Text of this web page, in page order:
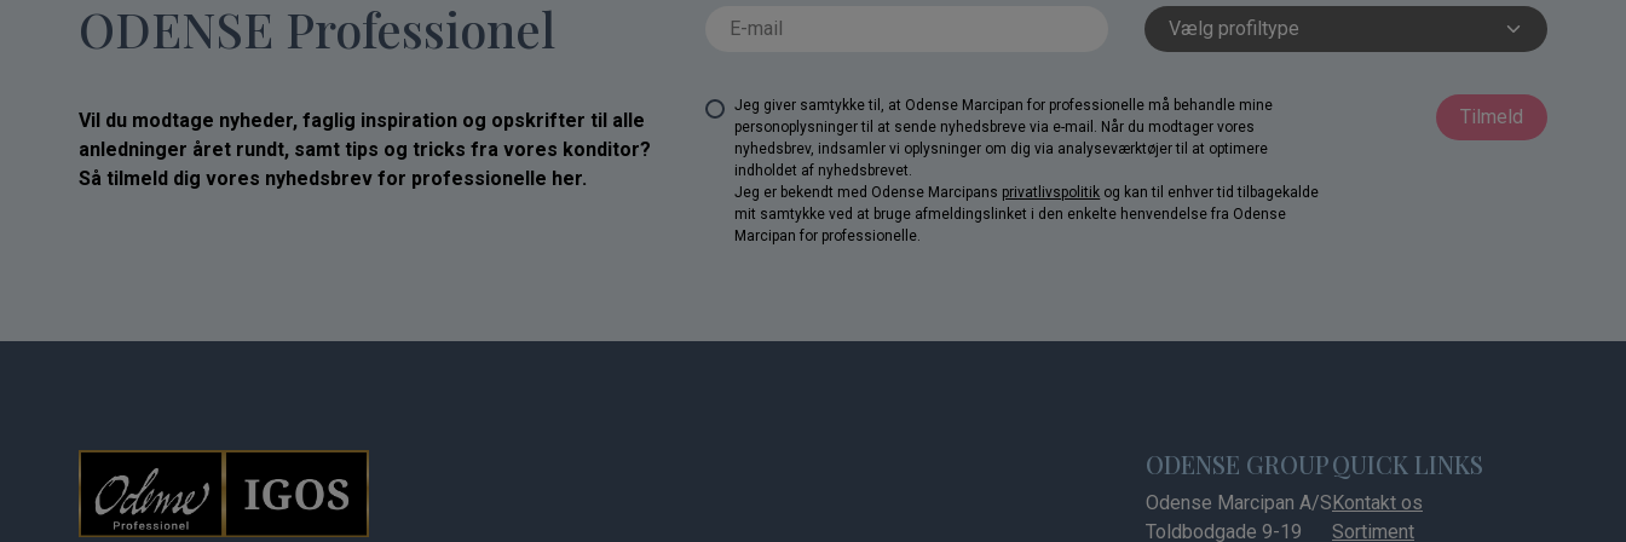
ODENSE Professionel
Vil du modtage nyheder, faglig inspiration og opskrifter til alle
anledninger året rundt, samt tips og tricks fra vores konditor?
Så tilmeld dig vores nyhedsbrev for professionelle her.
Jeg giver samtykke til, at Odense Marcipan for professionelle må behandle mine
personoplysninger til at sende nyhedsbreve via e-mail. Når du modtager vores
nyhedsbrev, indsamler vi oplysninger om dig via analyseværktøjer til at optimere
indholdet af nyhedsbrevet.
Jeg er bekendt med Odense Marcipans privatlivspolitik og kan til enhver tid tilbagekalde
mit samtykke ved at bruge afmeldingslinket i den enkelte henvendelse fra Odense
Marcipan for professionelle.
Tilmeld
ODENSE GROUP
Odense Marcipan A/S
Toldbodgade 9-19
QUICK LINKS
Kontakt os
Sortiment